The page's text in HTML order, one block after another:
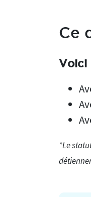
Ce
Voici
*Le